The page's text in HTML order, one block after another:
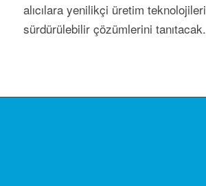
alıcılara yenilikçi üretim
sürdürülebilir çözümlerini tanıtacak.